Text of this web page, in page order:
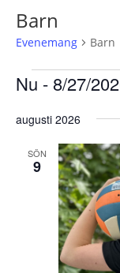
Barn
Evenemang Barn
Evenemang
Nu - 8/27/
datum.
augusti 2026
SÖN
9